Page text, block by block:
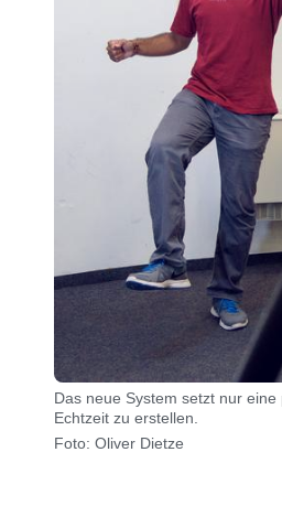
Das neue System setzt nur
Echtzeit zu erstellen.
Foto: Oliver Dietze